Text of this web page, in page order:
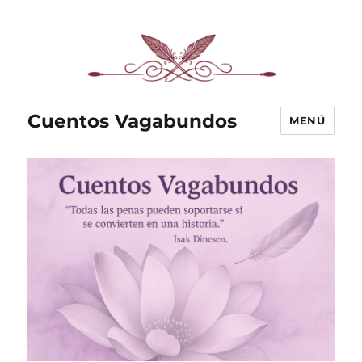
Cuentos Vagabundos MENÚ